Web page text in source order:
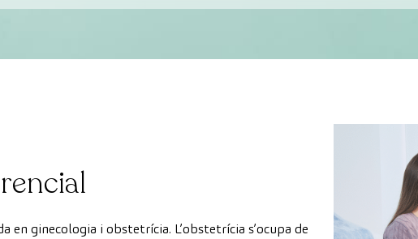
en ginecologia i obstetrícia. L’obstetrícia s’ocupa de